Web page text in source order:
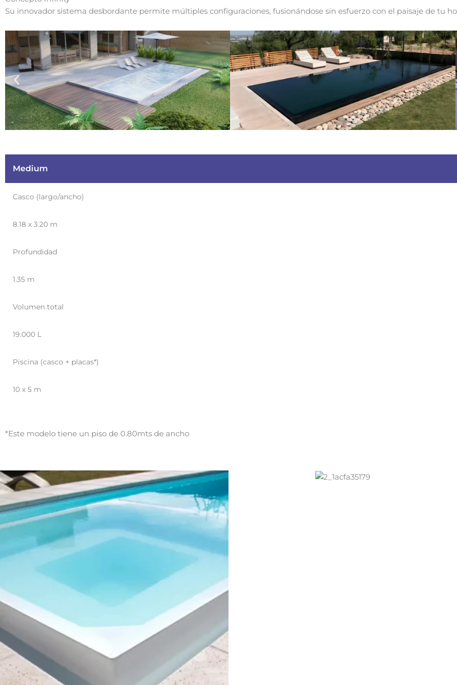
Su innovador sistema desbordante permite múltiples configuraciones, fusionándose sin esfuerzo con el paisaje de tu
Medium
Casco (largo/ancho)
8.18 x 3.20 m
Profundidad
1.35 m
Volumen total
19.000 L
Piscina (casco + placas*)
10 x 5 m
*Este modelo tiene un piso de 0.80mts de ancho